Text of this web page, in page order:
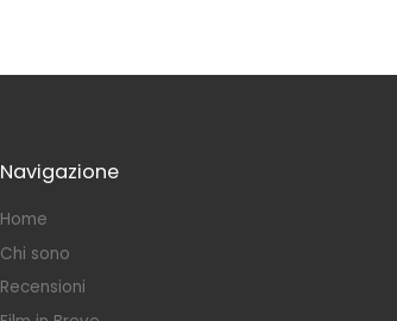
Navigazione
Home
Chi sono
Recensioni